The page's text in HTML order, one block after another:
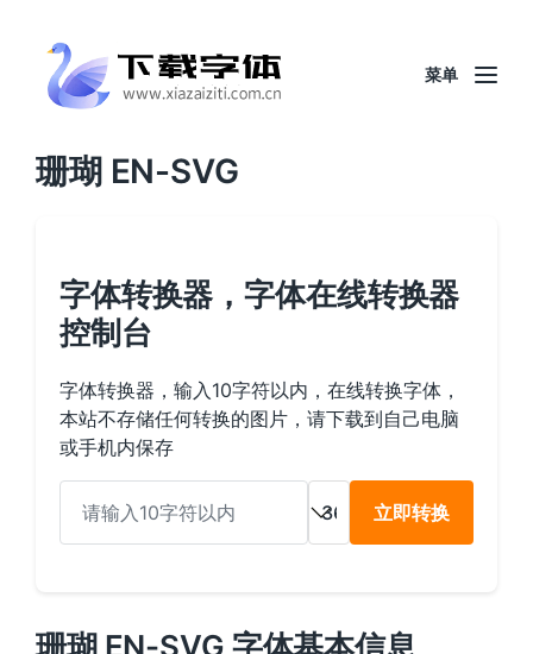
菜单
珊瑚 EN-SVG
字体转换器，字体在线转换器
控制台
字体转换器，输入10字符以内，在线转换字体，
本站不存储任何转换的图片，请下载到自己电脑
或手机内保存
立即转换
珊瑚 EN-SVG 字体基本信息